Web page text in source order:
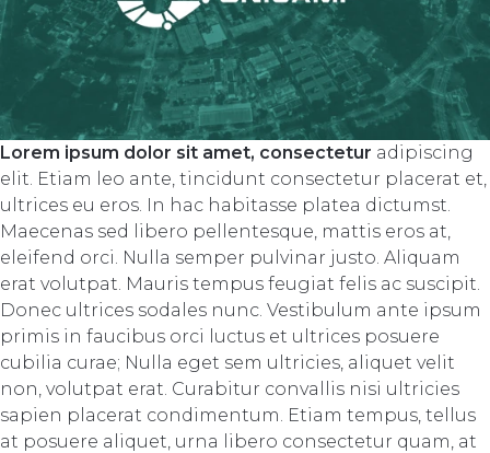
Lorem ipsum dolor sit amet, consectetur adipiscing
elit. Etiam leo ante, tincidunt consectetur placerat et,
ultrices eu eros. In hac habitasse platea dictumst.
Maecenas sed libero pellentesque, mattis eros at,
eleifend orci. Nulla semper pulvinar justo. Aliquam
erat volutpat. Mauris tempus feugiat felis ac suscipit.
Donec ultrices sodales nunc. Vestibulum ante ipsum
primis in faucibus orci luctus et ultrices posuere
cubilia curae; Nulla eget sem ultricies, aliquet velit
non, volutpat erat. Curabitur convallis nisi ultricies
sapien placerat condimentum. Etiam tempus, tellus
at posuere aliquet, urna libero consectetur quam, at